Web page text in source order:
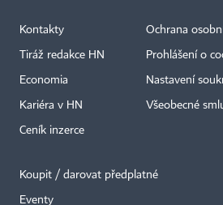
Kontakty
Tiráž redakce HN
Economia
Kariéra v HN
Ceník inzerce
Ochrana
Prohlášení o
Nastavení
Všeobecné
Koupit / darovat předplatné
Eventy